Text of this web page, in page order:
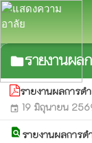
folderรายงานผล
รายงานผลการด
event 19 มิถุนายน
find_in_page รายงานผลการ